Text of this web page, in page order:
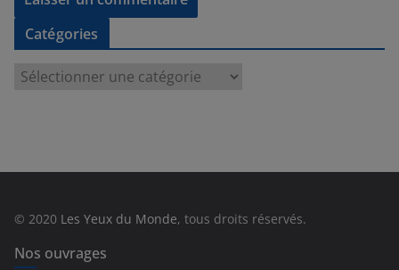
Catégories
e
© 2020 Les Yeux du Monde, tous droits réservés.
Nos ouvrages